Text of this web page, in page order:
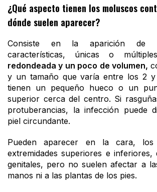
¿Qué aspecto tienen los moluscos
dónde suelen aparecer?
Consiste en la aparición de
características, únicas o
redondeada y un poco de volumen,
y un tamaño que varía entre los 2
tienen un pequeño hueco o un
superior cerca del centro. Si
protuberancias, la infección puede
piel circundante.
Pueden aparecer en la cara, los
extremidades superiores e
genitales, pero no suelen afectar a
manos ni a las plantas de los pies.